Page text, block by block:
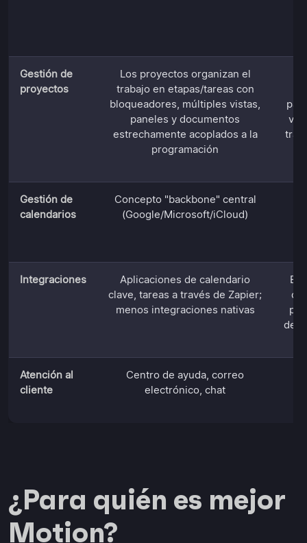
Gestión de
proyectos
Los proyectos organizan el
trabajo en etapas/tareas con
bloqueadores, múltiples vistas,
paneles y documentos
estrechamente acoplados a la
programación
Gestión de
calendarios
Concepto "backbone" central
(Google/Microsoft/iCloud)
Integraciones
Aplicaciones de calendario
clave, tareas a través de Zapier;
menos integraciones nativas
de
de
Atención al
cliente
Centro de ayuda, correo
electrónico, chat
¿Para quién es mejor
Motion?